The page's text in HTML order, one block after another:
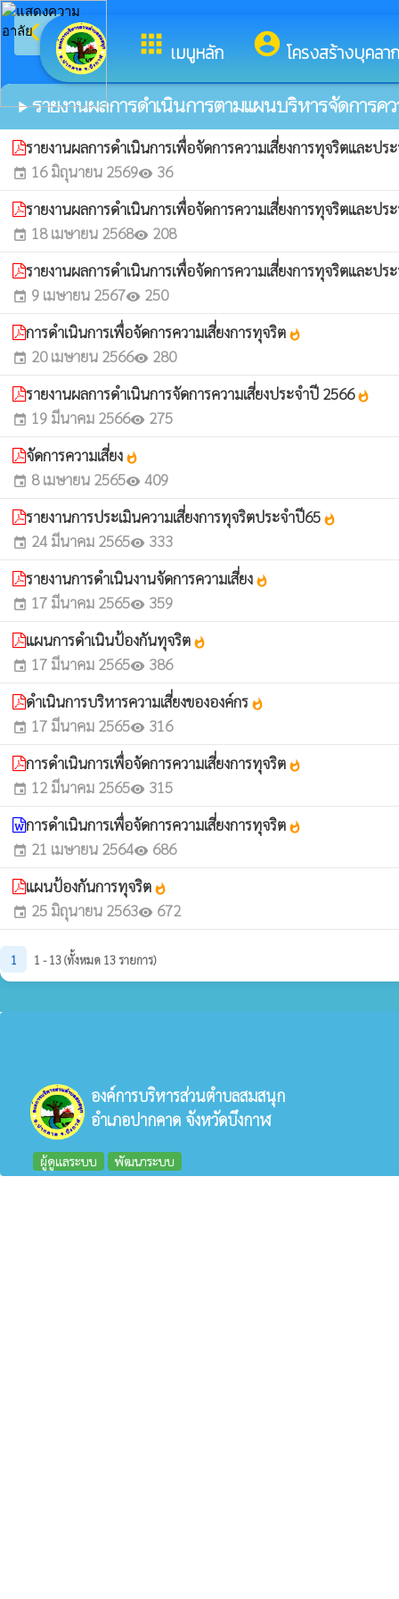
apps เมนูหลัก account_circle โครงสร้างบุคลา
arrow_back_ios กลับเมนูหลัก ยินดีต้อนรับสู่เว็บไซ
play_arrowรายงานผลการดำเนินการตามแผนบริหารจัดการค
รายงานผลการดำเนินการเพื่อจัดการความเสี่ยงการทุจริตและ
event 16 มิถุนายน 2569visibility 36
รายงานผลการดำเนินการเพื่อจัดการความเสี่ยงการทุจริตและ
event 18 เมษายน 2568visibility 208
รายงานผลการดำเนินการเพื่อจัดการความเสี่ยงการทุจริตและ
event 9 เมษายน 2567visibility 250
การดำเนินการเพื่อจัดการความเสี่ยงการทุจริต whatshot
event 20 เมษายน 2566visibility 280
รายงานผลการดำเนินการจัดการความเสี่ยงประจำปี 2566whatshot
event 19 มีนาคม 2566visibility 275
จัดการความเสี่ยง whatshot
event 8 เมษายน 2565visibility 409
รายงานการประเมินความเสี่ยงการทุจริตประจําปี65 whatshot
event 24 มีนาคม 2565visibility 333
รายงานการดำเนินงานจัดการความเสี่ยง whatshot
event 17 มีนาคม 2565visibility 359
แผนการดำเนินป้องกันทุจริต whatshot
event 17 มีนาคม 2565visibility 386
ดำเนินการบริหารความเสี่ยงขององค์กร whatshot
event 17 มีนาคม 2565visibility 316
การดำเนินการเพื่อจัดการความเสี่ยงการทุจริต whatshot
event 12 มีนาคม 2565visibility 315
การดำเนินการเพื่อจัดการความเสี่ยงการทุจริต whatshot
event 21 เมษายน 2564visibility 686
แผนป้องกันการทุจริต whatshot
event 25 มิถุนายน 2563visibility 672
1 1 - 13 (ทั้งหมด 13 รายการ)
องค์การบริหารส่วนตำบลสมสนุก
อำเภอปากคาด จังหวัดบึงกาฬ
ผู้ดูแลระบบ พัฒนาระบบ